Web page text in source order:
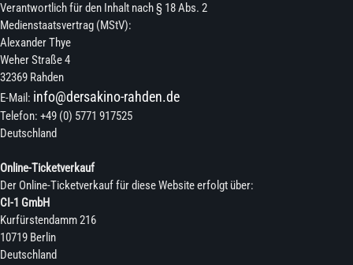
Verantwortlich für den Inhalt nach § 18 Abs. 2
Medienstaatsvertrag (MStV):
Alexander Thye
Weher Straße 4
32369 Rahden
E-Mail: info@dersakino-rahden.de
Telefon: +49 (0) 5771 917525
Deutschland
Online-Ticketverkauf
Der Online-Ticketverkauf für diese Website erfolgt über:
CI-1 GmbH
Kurfürstendamm 216
10719 Berlin
Deutschland